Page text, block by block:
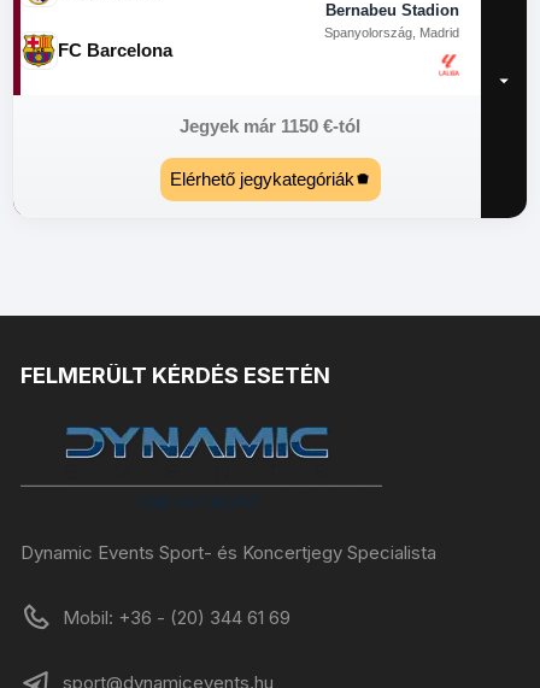
Bernabeu Stadion
Spanyolország, Madrid
FC Barcelona
Jegyek már 1150 €-tól
Elérhető jegykategóriák
FELMERÜLT KÉRDÉS ESETÉN
Dynamic Events Sport- és Koncertjegy Specialista
Mobil: +36 - (20) 344 61 69
sport@dynamicevents.hu